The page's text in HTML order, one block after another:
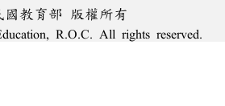
國教育部 版權所有
R.O.C. All rights reserved.